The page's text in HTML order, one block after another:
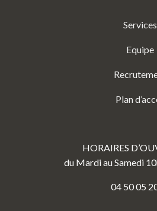
Services
Equipe
Plan
HORAIRES
du Mardi au Samedi
04 50 05